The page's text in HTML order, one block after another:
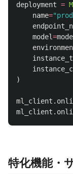
deployment =
name="
model=
)
ml_client .
ml_client .
特化機能・